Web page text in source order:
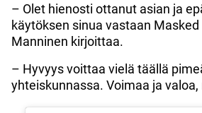
– Olet hienosti ottanut asian ja
käytöksen sinua vastaan Masked
Manninen kirjoittaa.
– Hyvyys voittaa vielä täällä
yhteiskunnassa. Voimaa ja